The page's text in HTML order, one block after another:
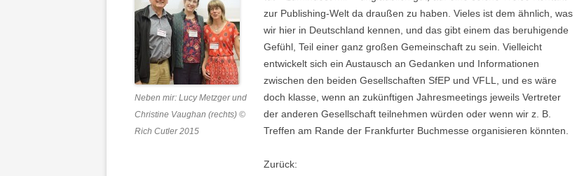
Neben mir: Lucy Metzger und
Christine Vaughan (rechts) ©
Rich Cutler 2015
zur Publishing-Welt da draußen zu haben. Vieles ist dem ähnlich, was
wir hier in Deutschland kennen, und das gibt einem das beruhigende
Gefühl, Teil einer ganz großen Gemeinschaft zu sein. Vielleicht
entwickelt sich ein Austausch an Gedanken und Informationen
zwischen den beiden Gesellschaften SfEP und VFLL, und es wäre
doch klasse, wenn an zukünftigen Jahresmeetings jeweils Vertreter
der anderen Gesellschaft teilnehmen würden oder wenn wir z. B.
Treffen am Rande der Frankfurter Buchmesse organisieren könnten.
Zurück: